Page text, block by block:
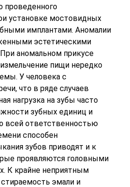
проведенного
установке мостовидных
имплантами. Аномалии
эстетическими
аномальном прикусе
пищи нередко
У человека с
что в ряде случаев
нагрузка на зубы часто
зубных единиц и
всей ответственностью
способен
зубов приводят и к
проявляются головными
К крайне неприятным
эмали и